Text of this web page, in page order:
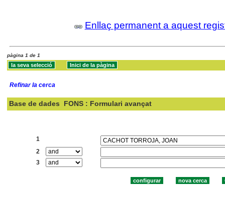
Enllaç permanent a aquest
pàgina 1 de 1
Refinar la cerca
Base de dades FONS : Formulari avançat
1
2
3